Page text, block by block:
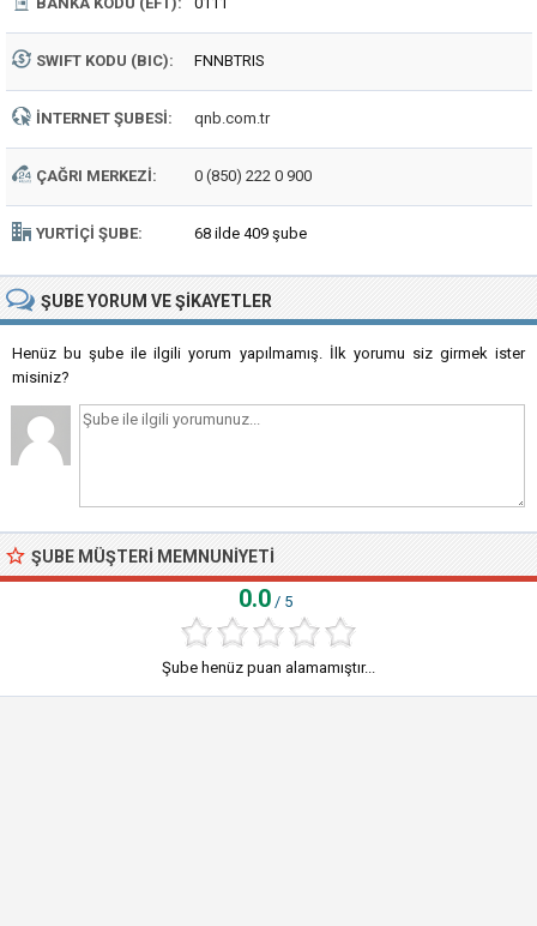
SWIFT KODU (BIC): FNNBTRIS
İNTERNET ŞUBESI: qnb.com.tr
ÇAĞRI MERKEZI: 0 (850) 222 0 900
YURTIÇI ŞUBE: 68 ilde 409 şube
ŞUBEYORUM VE ŞIKAYETLER
Henüz bu şube ile ilgili yorum yapılmamış. İlk yorumu siz girmek ister
misiniz?
ŞUBE MÜŞTERI MEMNUNIYETI
0.0 / 5
Şube henüz puan alamamıştır...